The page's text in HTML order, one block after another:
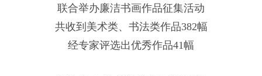
联合举办廉洁书画作品征集活动
共收到美术类、书法类作品382幅
经专家评选出优秀作品41幅